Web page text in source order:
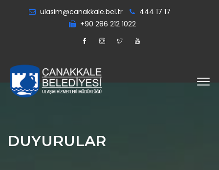
ulasim@canakkale.bel.tr
444 17 17
+90 286 212 1022
DUYURULAR